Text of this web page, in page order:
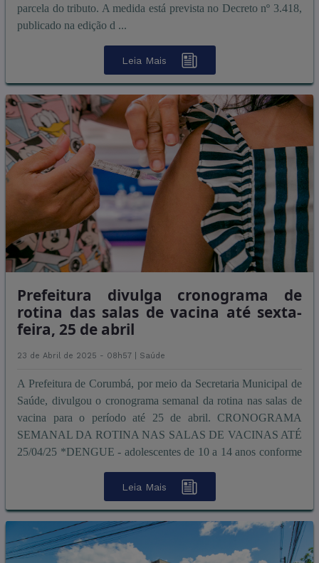
parcela do tributo. A medida está prevista no Decreto nº 3.418,
publicado na edição d ...
Leia Mais
Prefeitura divulga cronograma de
rotina das salas de vacina até sexta-
feira, 25 de abril
23 de Abril de 2025 - 08h57 | Saúde
A Prefeitura de Corumbá, por meio da Secretaria Municipal de
Saúde, divulgou o cronograma semanal da rotina nas salas de
vacina para o período até 25 de abril. CRONOGRAMA
SEMANAL DA ROTINA NAS SALAS DE VACINAS ATÉ
25/04/25 *DENGUE - adolescentes de 10 a 14 anos conforme
Leia Mais